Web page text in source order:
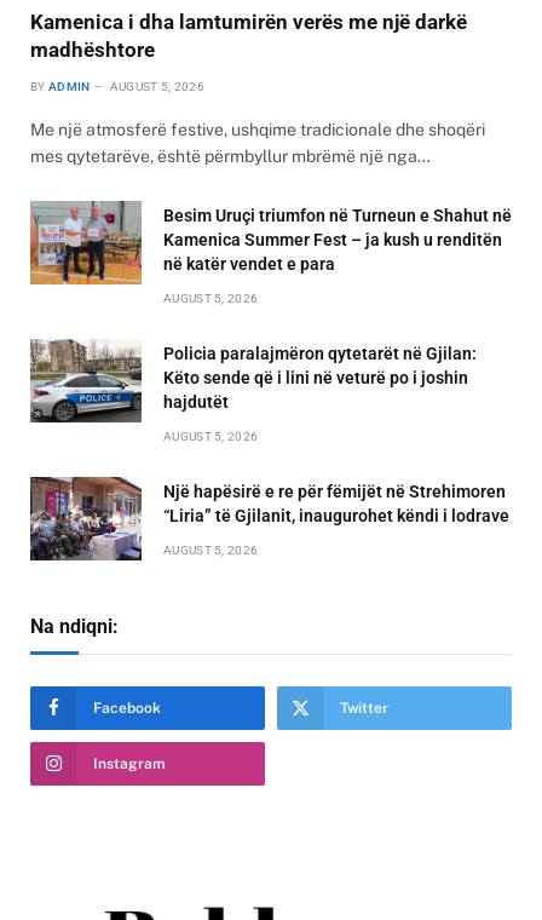
Kamenica i dha lamtumirën verës me një darkë
madhështore
BY ADMIN AUGUST 5, 2026
Me një atmosferë festive, ushqime tradicionale dhe shoqëri
mes qytetarëve, është përmbyllur mbrëmë një nga…
Besim Uruçi triumfon në Turneun e Shahut në
Kamenica Summer Fest – ja kush u renditën
në katër vendet e para
AUGUST 5, 2026
Policia paralajmëron qytetarët në Gjilan:
Këto sende që i lini në veturë po i joshin
hajdutët
AUGUST 5, 2026
Një hapësirë e re për fëmijët në Strehimoren
“Liria” të Gjilanit, inaugurohet këndi i lodrave
AUGUST 5, 2026
Na ndiqni:
Facebook Twitter
Instagram